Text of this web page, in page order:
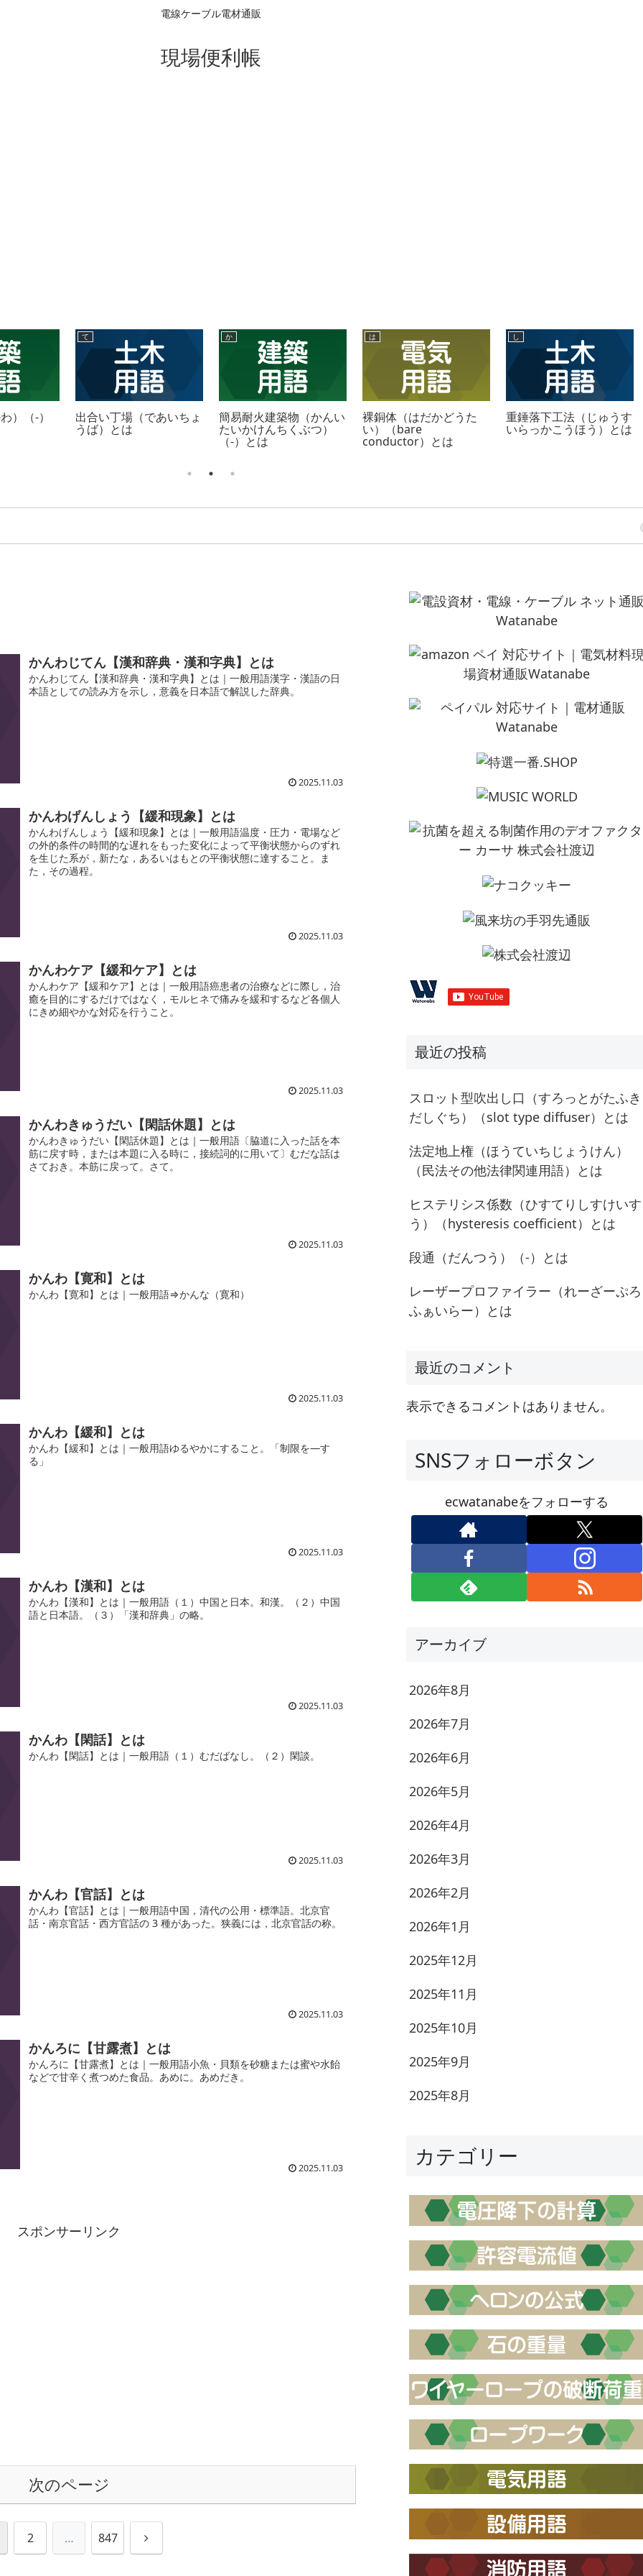
電線ケーブル電材通販
現場便利帳
）（-）
て
出合い丁場（であいちょ
うば）とは
か
簡易耐火建築物（かんい
たいかけんちくぶつ）
（-）とは
は
裸銅体（はだかどうた
い）（bare
conductor）とは
し
重錘落下工法（じゅうす
いらっかこうほう）とは
かんわじてん【漢和辞典・漢和字典】とは
かんわじてん【漢和辞典・漢和字典】とは｜一般用語漢字・漢語の日
本語としての読み方を示し，意義を日本語で解説した辞典。
2025.11.03
かんわげんしょう【緩和現象】とは
かんわげんしょう【緩和現象】とは｜一般用語温度・圧力・電場など
の外的条件の時間的な遅れをもった変化によって平衡状態からのずれ
を生じた系が，新たな，あるいはもとの平衡状態に達すること。ま
た，その過程。
2025.11.03
かんわケア【緩和ケア】とは
かんわケア【緩和ケア】とは｜一般用語癌患者の治療などに際し，治
癒を目的にするだけではなく，モルヒネで痛みを緩和するなど各個人
にきめ細やかな対応を行うこと。
2025.11.03
かんわきゅうだい【閑話休題】とは
かんわきゅうだい【閑話休題】とは｜一般用語〔脇道に入った話を本
筋に戻す時，または本題に入る時に，接続詞的に用いて〕むだな話は
さておき。本筋に戻って。さて。
2025.11.03
かんわ【寛和】とは
かんわ【寛和】とは｜一般用語⇒かんな（寛和）
2025.11.03
かんわ【緩和】とは
かんわ【緩和】とは｜一般用語ゆるやかにすること。「制限を―す
る」
2025.11.03
かんわ【漢和】とは
かんわ【漢和】とは｜一般用語（１）中国と日本。和漢。（２）中国
語と日本語。（３）「漢和辞典」の略。
2025.11.03
かんわ【閑話】とは
かんわ【閑話】とは｜一般用語（１）むだばなし。（２）閑談。
2025.11.03
かんわ【官話】とは
かんわ【官話】とは｜一般用語中国，清代の公用・標準語。北京官
話・南京官話・西方官話の 3 種があった。狭義には，北京官話の称。
2025.11.03
かんろに【甘露煮】とは
かんろに【甘露煮】とは｜一般用語小魚・貝類を砂糖または蜜や水飴
などで甘辛く煮つめた食品。あめに。あめだき。
2025.11.03
スポンサーリンク
次のページ
2 … 847
次
最近の投稿
スロット型吹出し口（すろっとがたふき
だしぐち）（slot type diffuser）とは
法定地上権（ほうていちじょうけん）
（民法その他法律関連用語）とは
ヒステリシス係数（ひすてりしすけいす
う）（hysteresis coefficient）とは
段通（だんつう）（-）とは
レーザープロファイラー（れーざーぷろ
ふぁいらー）とは
最近のコメント
表示できるコメントはありません。
SNSフォローボタン
ecwatanabeをフォローする
アーカイブ
2026年8月
2026年7月
2026年6月
2026年5月
2026年4月
2026年3月
2026年2月
2026年1月
2025年12月
2025年11月
2025年10月
2025年9月
2025年8月
カテゴリー